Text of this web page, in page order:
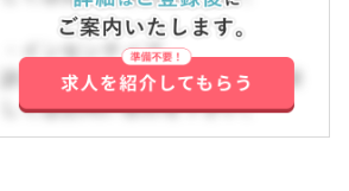
・インセンティブ
詳しくはお問い合わせ下さい。詳
しくはお問い合わせ下さい。